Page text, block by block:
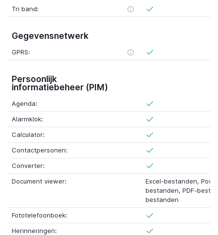
Tri band:
Gegevensnetwerk
GPRS:
Persoonlijk
informatiebeheer (PIM)
Agenda:
Alarmklok:
Calculator:
Contactpersonen:
Converter:
Document viewer:
Excel-bestanden,
bestanden, PDF-
bestanden
Fototelefoonboek:
Herinneringen: